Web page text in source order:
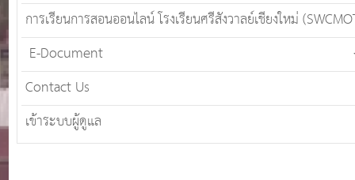
การเรียนการสอนออนไลน์ โรงเรียนศรีสังวาลย์เชียงใหม่
E-Document
Contact Us
เข้าระบบผู้ดูแล